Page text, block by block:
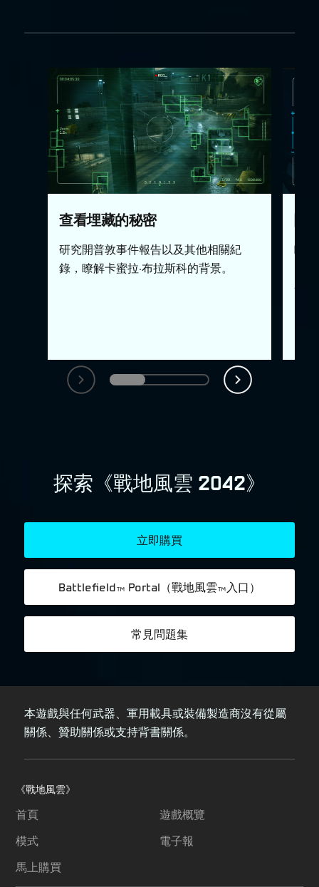
本遊戲與任何武器、軍用載具或裝備製造商沒有從屬
關係、贊助關係或支持背書關係。